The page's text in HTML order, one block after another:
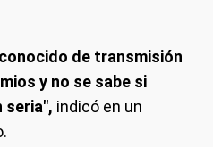
de transmisión
y no se sabe si
seria", indicó en un